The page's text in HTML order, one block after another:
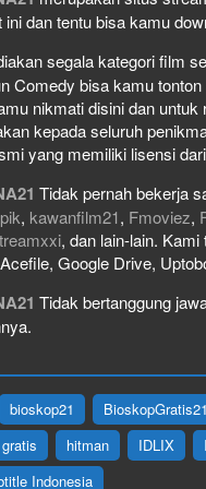
ini dan tentu bisa kamu
segala kategori film
Comedy bisa kamu
nikmati disini dan
kepada seluruh
yang memiliki lisensi
Tidak pernah bekerja
, kawanfilm21, Fmoviez,
, dan lain-lain.
Google Drive,
Tidak bertanggung
bioskop21 BioskopGratis21
gratis hitman IDLIX
Indonesia